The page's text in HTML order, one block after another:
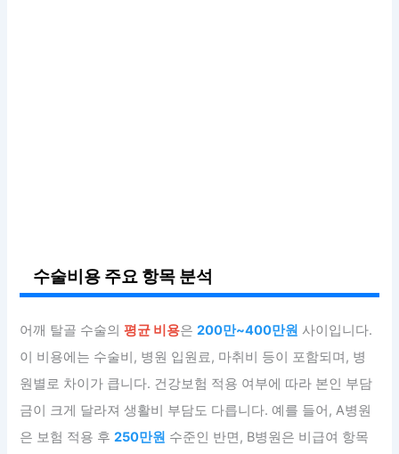
수술비용 주요 항목 분석
어깨 탈골 수술의평균 비용은200만~400만원 사이입니다.
이 비용에는 수술비, 병원 입원료, 마취비 등이 포함되며, 병
원별로 차이가 큽니다. 건강보험 적용 여부에 따라 본인 부담
금이 크게 달라져 생활비 부담도 다릅니다. 예를 들어, A병원
은 보험 적용 후250만원 수준인 반면, B병원은 비급여 항목